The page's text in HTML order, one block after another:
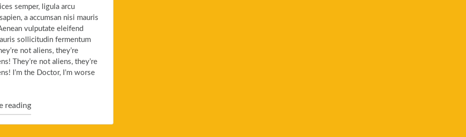
semper, ligula arcu
a accumsan nisi mauris
vulputate eleifend
sollicitudin fermentum
not aliens, they’re
They’re not aliens, they’re
I’m the Doctor, I’m worse
reading"Standard Post"